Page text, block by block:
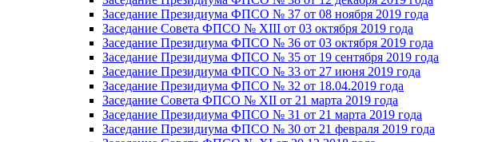
Заседание Президиума ФПСО № 37 от 08 ноября 2019 года
Заседание Совета ФПСО № XIII от 03 октября 2019 года
Заседание Президиума ФПСО № 36 от 03 октября 2019 года
Заседание Президиума ФПСО № 35 от 19 сентября 2019 года
Заседание Президиума ФПСО № 33 от 27 июня 2019 года
Заседание Президиума ФПСО № 32 от 18.04.2019 года
Заседание Совета ФПСО № XII от 21 марта 2019 года
Заседание Президиума ФПСО № 31 от 21 марта 2019 года
Заседание Президиума ФПСО № 30 от 21 февраля 2019 года